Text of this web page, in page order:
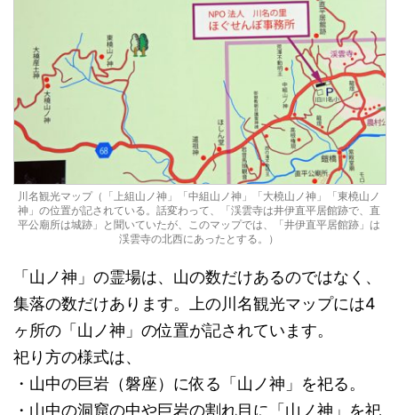
川名観光マップ（「上組山ノ神」「中組山ノ神」「大橈山ノ神」「東橈山ノ
神」の位置が記されている。話変わって、「渓雲寺は井伊直平居館跡で、直
平公廟所は城跡」と聞いていたが、このマップでは、「井伊直平居館跡」は
渓雲寺の北西にあったとする。）
「山ノ神」の霊場は、山の数だけあるのではなく、
集落の数だけあります。上の川名観光マップには4
ヶ所の「山ノ神」の位置が記されています。
祀り方の様式は、
・山中の巨岩（磐座）に依る「山ノ神」を祀る。
・山中の洞窟の中や巨岩の割れ目に「山ノ神」を祀